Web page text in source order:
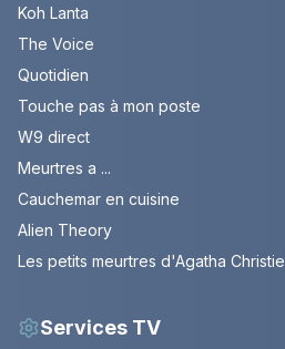
Koh Lanta
The Voice
Quotidien
Touche pas à mon poste
W9 direct
Meurtres a ...
Cauchemar en cuisine
Alien Theory
Les petits meurtres d'Agatha Christie
Services TV